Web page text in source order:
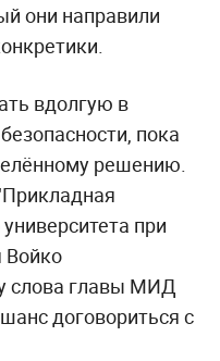
они направили
вдолгую в
пока
решению.
при
Войко
слова главы МИД
договориться с